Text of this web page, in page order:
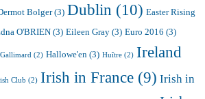
Bolger(3) Dublin (10) Easter Rising
O'BRIEN(3) Eileen Gray (3) Euro 2016 (3)
(2) Hallowe'en (3) Huître (2) Ireland
Club (2) Irish in France (9) Irish in